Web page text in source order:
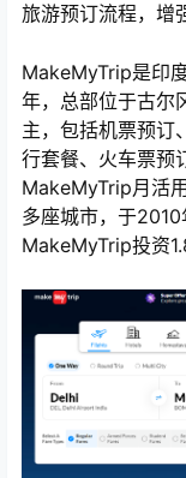
旅游预订流程，增
MakeMyTrip是印
年，总部位于古尔
主，包括机票预订
行套餐、火车票预
MakeMyTrip月活
多座城市，于
MakeMyTrip投资